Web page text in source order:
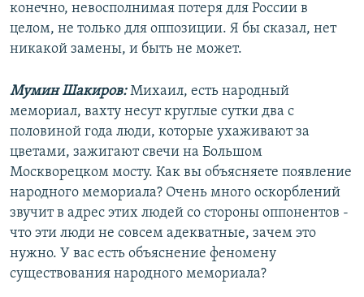
конечно, невосполнимая потеря для России в
целом, не только для оппозиции. Я бы сказал, нет
никакой замены, и быть не может.
Мумин Шакиров:Михаил, есть народный
мемориал, вахту несут круглые сутки два с
половиной года люди, которые ухаживают за
цветами, зажигают свечи на Большом
Москворецком мосту. Как вы объясняете появление
народного мемориала? Очень много оскорблений
звучит в адрес этих людей со стороны оппонентов -
что эти люди не совсем адекватные, зачем это
нужно. У вас есть объяснение феномену
существования народного мемориала?